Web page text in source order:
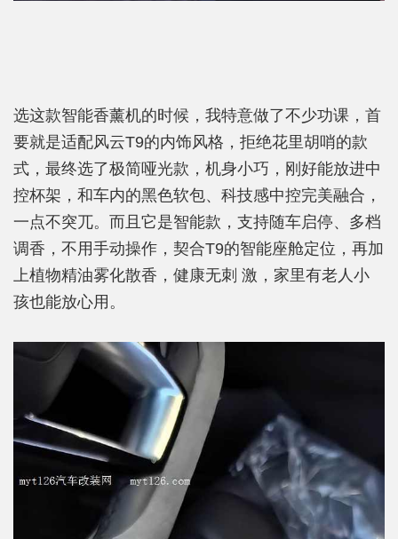
选这款智能香薰机的时候，我特意做了不少功课，首
要就是适配风云T9的内饰风格，拒绝花里胡哨的款
式，最终选了极简哑光款，机身小巧，刚好能放进中
控杯架，和车内的黑色软包、科技感中控完美融合，
一点不突兀。而且它是智能款，支持随车启停、多档
调香，不用手动操作，契合T9的智能座舱定位，再加
上植物精油雾化散香，健康无刺 激，家里有老人小
孩也能放心用。